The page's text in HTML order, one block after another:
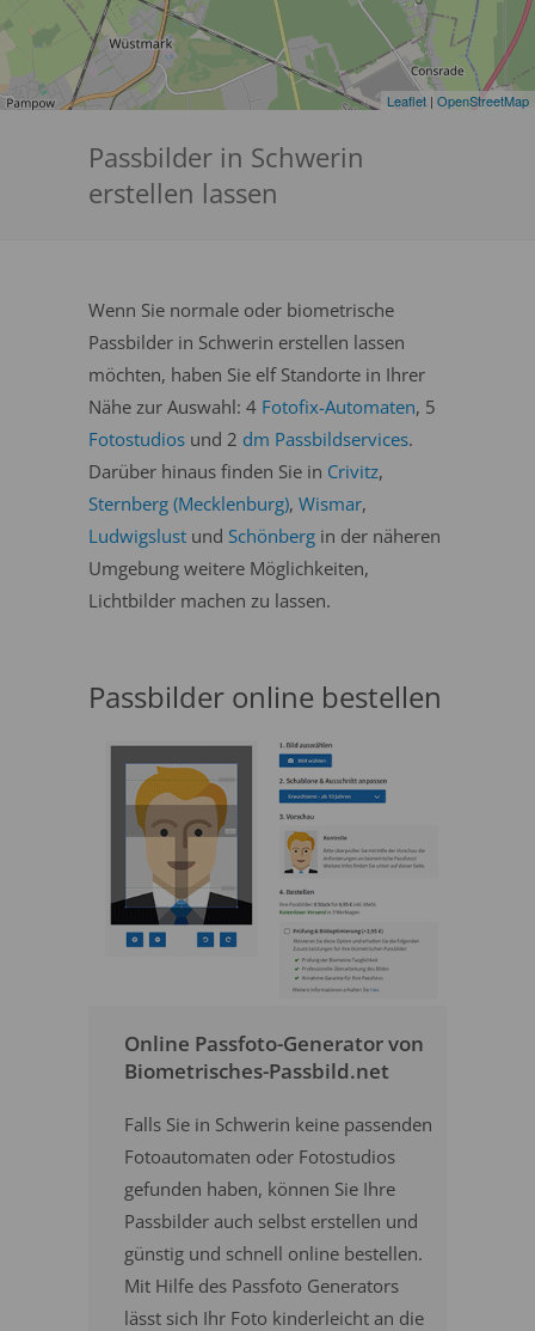
Leaflet | OpenStreetMap
Passbilder in Schwerin
erstellen lassen
Wenn Sie normale oder biometrische
Passbilder in Schwerin erstellen lassen
möchten, haben Sie elf Standorte in Ihrer
Nähe zur Auswahl: 4 Fotofix-Automaten, 5
Fotostudios und 2 dm Passbildservices.
Darüber hinaus finden Sie in Crivitz,
Sternberg (Mecklenburg), Wismar,
Ludwigslust und Schönberg in der näheren
Umgebung weitere Möglichkeiten,
Lichtbilder machen zu lassen.
Passbilder online bestellen
Online Passfoto-Generator von
Biometrisches-Passbild.net
Falls Sie in Schwerin keine passenden
Fotoautomaten oder Fotostudios
gefunden haben, können Sie Ihre
Passbilder auch selbst erstellen und
günstig und schnell online bestellen.
Mit Hilfe des Passfoto Generators
lässt sich Ihr Foto kinderleicht an die